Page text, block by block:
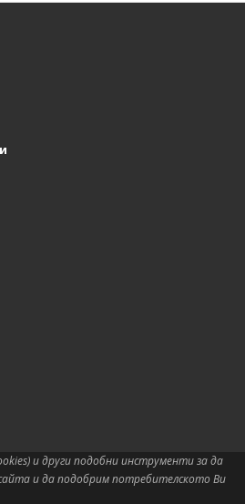
и други подобни инструменти за да
и да подобрим потребителското Ви